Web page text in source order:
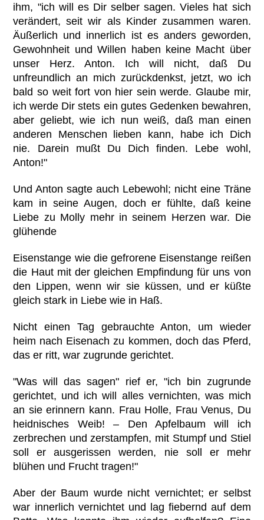
ihm, "ich will es Dir selber sagen. Vieles hat sich
verändert, seit wir als Kinder zusammen waren.
Äußerlich und innerlich ist es anders geworden,
Gewohnheit und Willen haben keine Macht über
unser Herz. Anton. Ich will nicht, daß Du
unfreundlich an mich zurückdenkst, jetzt, wo ich
bald so weit fort von hier sein werde. Glaube mir,
ich werde Dir stets ein gutes Gedenken bewahren,
aber geliebt, wie ich nun weiß, daß man einen
anderen Menschen lieben kann, habe ich Dich
nie. Darein mußt Du Dich finden. Lebe wohl,
Anton!"
Und Anton sagte auch Lebewohl; nicht eine Träne
kam in seine Augen, doch er fühlte, daß keine
Liebe zu Molly mehr in seinem Herzen war. Die
glühende
Eisenstange wie die gefrorene Eisenstange reißen
die Haut mit der gleichen Empfindung für uns von
den Lippen, wenn wir sie küssen, und er küßte
gleich stark in Liebe wie in Haß.
Nicht einen Tag gebrauchte Anton, um wieder
heim nach Eisenach zu kommen, doch das Pferd,
das er ritt, war zugrunde gerichtet.
"Was will das sagen" rief er, "ich bin zugrunde
gerichtet, und ich will alles vernichten, was mich
an sie erinnern kann. Frau Holle, Frau Venus, Du
heidnisches Weib! – Den Apfelbaum will ich
zerbrechen und zerstampfen, mit Stumpf und Stiel
soll er ausgerissen werden, nie soll er mehr
blühen und Frucht tragen!"
Aber der Baum wurde nicht vernichtet; er selbst
war innerlich vernichtet und lag fiebernd auf dem